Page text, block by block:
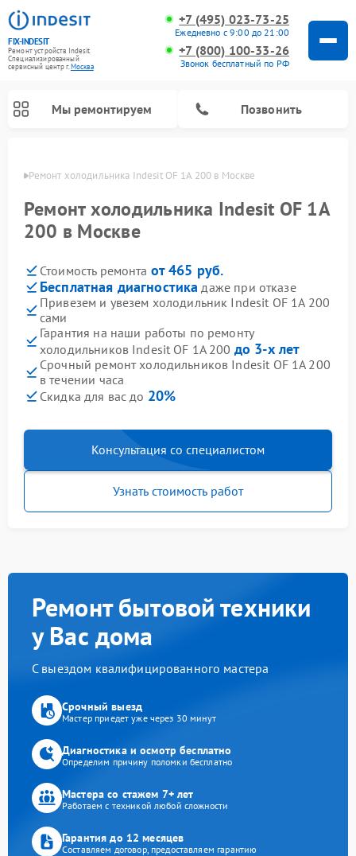
FIX-INDESIT
Ремонт устройств Indesit
Специализированный
cервисный центр г.Москва
+7 (495) 023-73-25
Ежедневно с 9:00 до 21:00
+7 (800) 100-33-26
Звонок бесплатный по РФ
Мы ремонтируем Позвонить
Ремонт холодильника Indesit OF 1A 200 в Москве
Ремонт холодильника Indesit OF 1A
200 в Москве
Стоимость ремонта от 465 руб.
Бесплатная диагностика даже при отказе
Привезем и увезем холодильник Indesit OF 1A 200
сами
Гарантия на наши работы по ремонту
холодильников Indesit OF 1A 200 до 3-х лет
Срочный ремонт холодильников Indesit OF 1A 200
в течении часа
Скидка для вас до 20%
Консультация со специалистом
Узнать стоимость работ
Ремонт бытовой техники
у Вас дома
С выездом квалифицированного мастера
Срочный выезд
Мастер приедет уже через 30 минут
Диагностика и осмотр бесплатно
Определим причину поломки бесплатно
Мастера со стажем 7+ лет
Работаем с техникой любой сложности
Гарантия до 12 месяцев
Составляем договор, предоставляем гарантию